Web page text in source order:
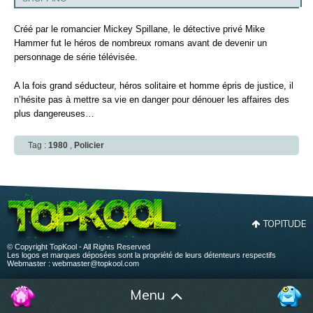
Menu
Créé par le romancier Mickey Spillane, le détective privé Mike
Hammer fut le héros de nombreux romans avant de devenir un
personnage de série télévisée.
A la fois grand séducteur, héros solitaire et homme épris de justice, il
n’hésite pas à mettre sa vie en danger pour dénouer les affaires des
plus dangereuses…
Tag : 1980 , Policier
TOPITUDE
© Copyright TopKool - All Rights Reserved
Les logos et marques déposées sont la propriété de leurs détenteurs respectifs
Webmaster : webmaster@topkool.com